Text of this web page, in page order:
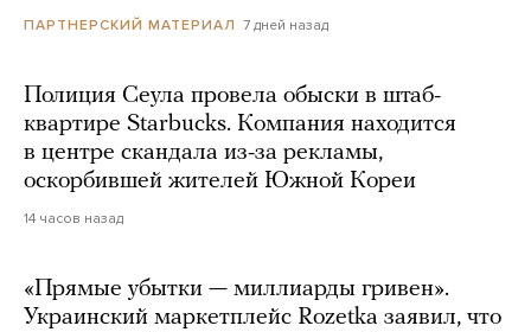
ПАРТНЕРСКИЙ МАТЕРИАЛ 7 дней назад
Полиция Сеула провела обыски в штаб-
квартире Starbucks. Компания находится
в центре скандала из-за рекламы,
оскорбившей жителей Южной Кореи
14 часов назад
«Прямые убытки — миллиарды гривен».
Украинский маркетплейс Rozetka заявил, что